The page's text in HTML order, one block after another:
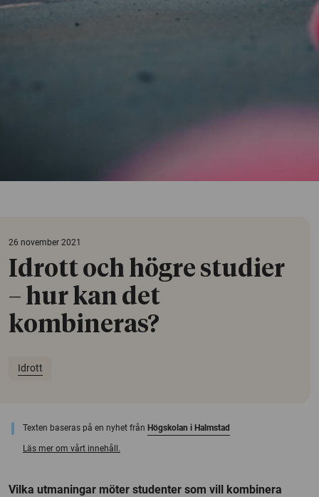
26 november 2021
Idrott och högre studier
– hur kan det
kombineras?
Idrott
Texten baseras på en nyhet från Högskolan i Halmstad
Läs mer om vårt innehåll.
Vilka utmaningar möter studenter som vill kombinera